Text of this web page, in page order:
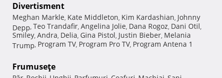
Divertisment
Meghan Markle, Kate Middleton, Kim Kardashian, Johnny
Depp, Teo Trandafir, Angelina Jolie, Dana Rogoz, Dani Otil,
Smiley, Andra, Delia, Gina Pistol, Justin Bieber, Melania
Trump, Program TV, Program Pro TV, Program Antena 1
Frumuseţe